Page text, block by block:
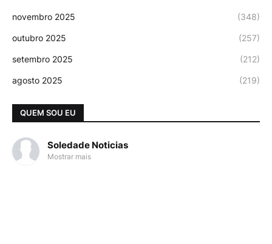
novembro 2025 (348)
outubro 2025 (257)
setembro 2025 (212)
agosto 2025 (219)
QUEM SOU EU
Soledade Noticias
Mostrar mais